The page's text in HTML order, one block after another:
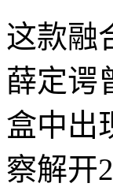
这款融
薛定谔
盒中出
察解开